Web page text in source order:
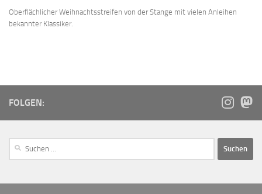
Oberflächlicher Weihnachtsstreifen von der Stange mit vielen Anleihen
bekannter Klassiker.
FOLGEN: